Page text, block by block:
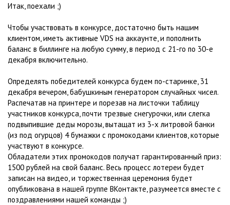
Итак, поехали ;)
Чтобы участвовать в конкурсе, достаточно быть нашим
клиентом, иметь активные VDS на аккаунте, и пополнить
баланс в биллинге на любую сумму, в период с 21-го по 30-е
декабря включительно.
Определять победителей конкурса будем по-старинке, 31
декабря вечером, бабушкиным генератором случайных чисел.
Распечатав на принтере и порезав на листочки таблицу
участников конкурса, почти трезвые снегурочки, или слегка
подвыпившие деды морозы, вытащат из 3-х литровой банки
(из под огурцов) 4 бумажки с промокодами клиентов, которые
участвуют в конкурсе.
Обладатели этих промокодов получат гарантированный приз:
1500 рублей на свой баланс. Весь процесс лотереи будет
записан на видео, и торжественная церемония будет
опубликована в нашей группе ВКонтакте, разумеется вместе с
поздравлениями нашей команды ;)